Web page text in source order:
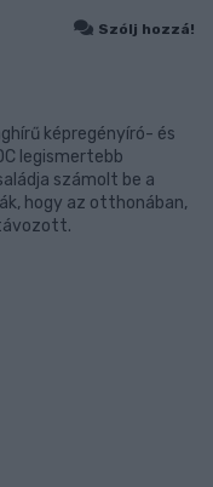
Szólj hozzá!
képregényíró- és
legismertebb
számolt be a
hogy az otthonában,